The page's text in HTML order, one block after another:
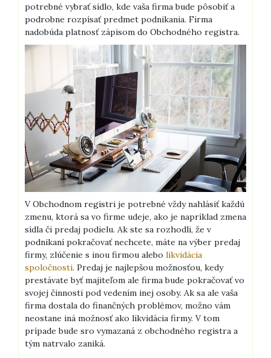
potrebné vybrať sídlo, kde vaša firma bude pôsobiť a
podrobne rozpísať predmet podnikania. Firma
nadobúda platnosť zápisom do Obchodného registra.
V Obchodnom registri je potrebné vždy nahlásiť každú
zmenu, ktorá sa vo firme udeje, ako je napríklad zmena
sídla či predaj podielu. Ak ste sa rozhodli, že v
podnikaní pokračovať nechcete, máte na výber predaj
firmy, zlúčenie s inou firmou alebo likvidácia
spoločnosti. Predaj je najlepšou možnosťou, kedy
prestávate byť majiteľom ale firma bude pokračovať vo
svojej činnosti pod vedením inej osoby. Ak sa ale vaša
firma dostala do finančných problémov, možno vám
neostane iná možnosť ako likvidácia firmy. V tom
prípade bude sro vymazaná z obchodného registra a
tým natrvalo zaniká.